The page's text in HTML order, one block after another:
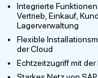
Integrierte
Vertrieb, Einkauf,
Lagerverwaltung
Flexible
der Cloud
Echtzeitzugriff mit